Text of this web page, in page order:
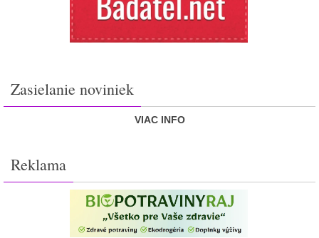
Zasielanie noviniek
VIAC INFO
Reklama